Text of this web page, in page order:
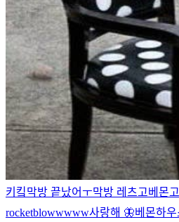
키킼막방 끝났어ㅜ막방 레츠고베몬
rocketblowwwww사랑해 🦋베몬하